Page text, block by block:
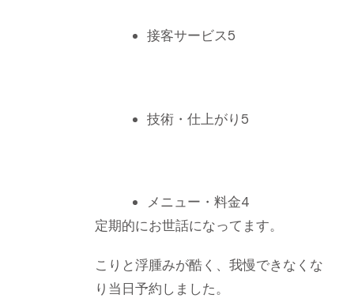
接客サービス5
技術・仕上がり 5
メニュー・料金4
定期的にお世話になってます。
こりと浮腫みが酷く、我慢できなくな
り当日予約しました。